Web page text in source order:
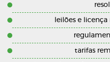
leilões e licença
tarifas